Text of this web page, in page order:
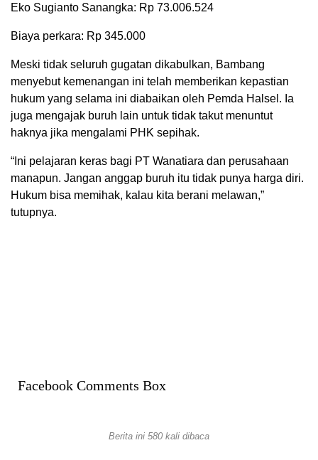
Eko Sugianto Sanangka: Rp 73.006.524
Biaya perkara: Rp 345.000
Meski tidak seluruh gugatan dikabulkan, Bambang
menyebut kemenangan ini telah memberikan kepastian
hukum yang selama ini diabaikan oleh Pemda Halsel. Ia
juga mengajak buruh lain untuk tidak takut menuntut
haknya jika mengalami PHK sepihak.
“Ini pelajaran keras bagi PT Wanatiara dan perusahaan
manapun. Jangan anggap buruh itu tidak punya harga diri.
Hukum bisa memihak, kalau kita berani melawan,”
tutupnya.
Facebook Comments Box
Berita ini 580 kali dibaca